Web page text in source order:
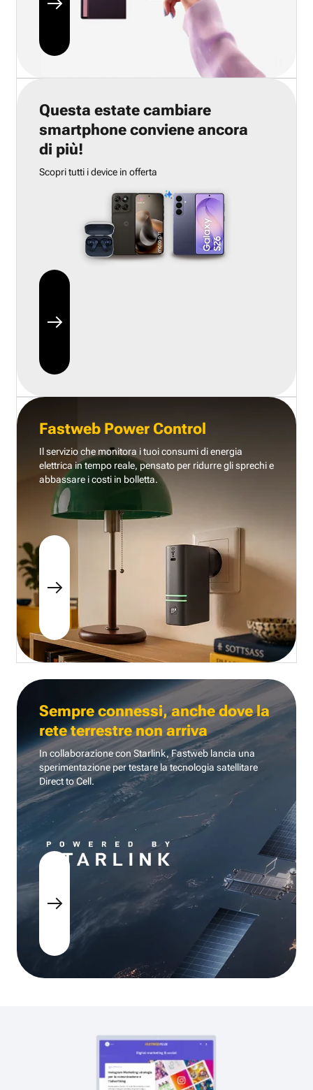
Questa estate cambiare
smartphone conviene ancora
di più!
Scopri tutti i device in offerta
Fastweb Power Control
Il servizio che monitora i tuoi consumi di energia
elettrica in tempo reale, pensato per ridurre gli sprechi e
abbassare i costi in bolletta.
Sempre connessi, anche dove la
rete terrestre non arriva
In collaborazione con Starlink, Fastweb lancia una
sperimentazione per testare la tecnologia satellitare
Direct to Cell.